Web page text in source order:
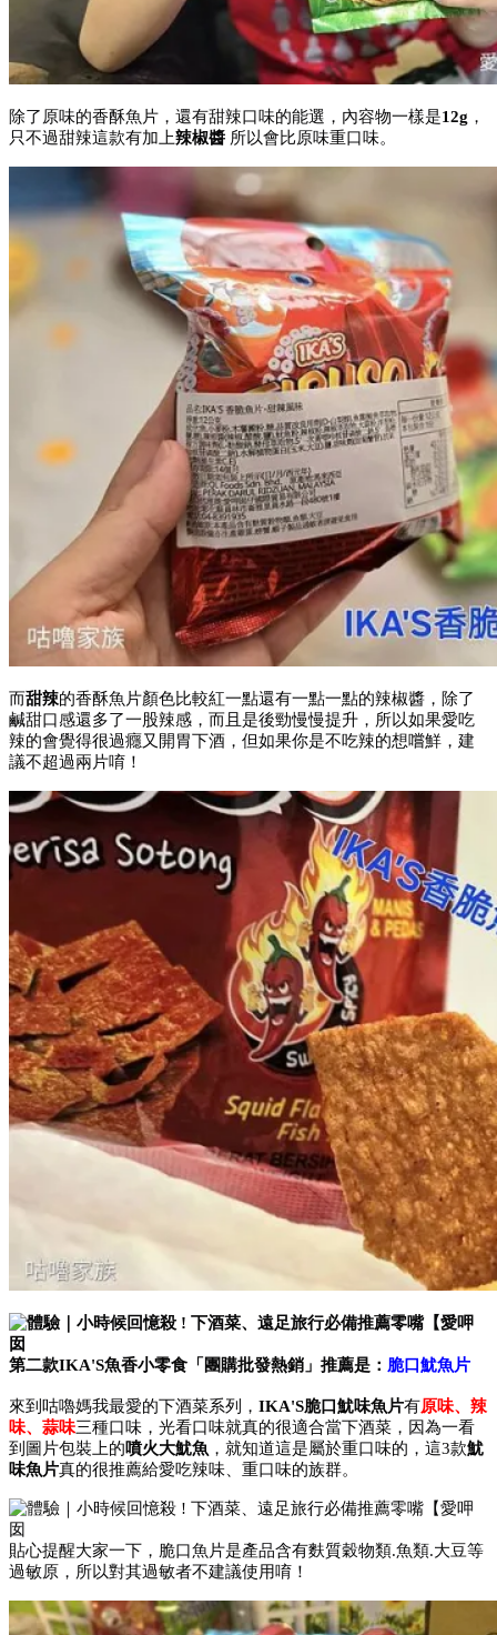
除了原味的香酥魚片，還有甜辣口味的能選，內容物一樣是12g ，
只不過甜辣這款有加上辣椒醬 所以會比原味重口味。
而甜辣的香酥魚片顏色比較紅一點還有一點一點的辣椒醬，除了
鹹甜口感還多了一股辣感，而且是後勁慢慢提升，所以如果愛吃
辣的會覺得很過癮又開胃下酒，但如果你是不吃辣的想嚐鮮，建
議不超過兩片唷！
第二款IKA'S魚香小零食「團購批發熱銷」推薦是： 脆口魷魚片
來到咕嚕媽我最愛的下酒菜系列， IKA'S脆口魷味魚片有原味、辣
味、蒜味三種口味，光看口味就真的很適合當下酒菜，因為一看
到圖片包裝上的噴火大魷魚 ，就知道這是屬於重口味的，這3款魷
味魚片真的很推薦給愛吃辣味、重口味的族群。
貼心提醒大家一下，脆口魚片是產品含有麩質穀物類.魚類.大豆等
過敏原，所以對其過敏者不建議使用唷！